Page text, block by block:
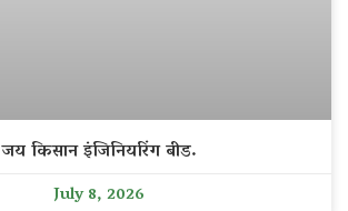
जय किसान इंजिनियरिंग बीड.
July 8, 2026